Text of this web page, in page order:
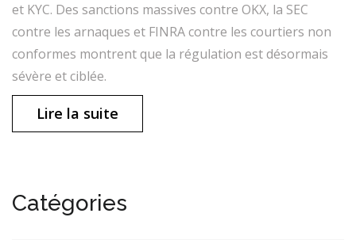
et KYC. Des sanctions massives contre OKX, la SEC
contre les arnaques et FINRA contre les courtiers non
conformes montrent que la régulation est désormais
sévère et ciblée.
Lire la suite
Catégories